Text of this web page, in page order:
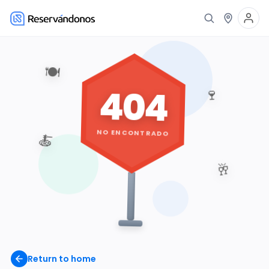
Return to home
🍽️
🍷
🥂
🍝
404
NO ENCONTRADO